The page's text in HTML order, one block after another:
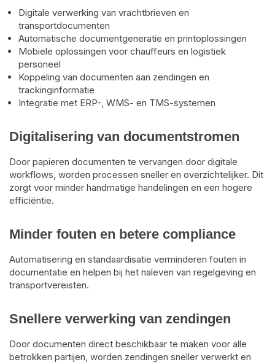
Digitale verwerking van vrachtbrieven en
transportdocumenten
Automatische documentgeneratie en printoplossingen
Mobiele oplossingen voor chauffeurs en logistiek
personeel
Koppeling van documenten aan zendingen en
trackinginformatie
Integratie met ERP-, WMS- en TMS-systemen
Digitalisering van documentstromen
Door papieren documenten te vervangen door digitale
workflows, worden processen sneller en overzichtelijker. Dit
zorgt voor minder handmatige handelingen en een hogere
efficiëntie.
Minder fouten en betere compliance
Automatisering en standaardisatie verminderen fouten in
documentatie en helpen bij het naleven van regelgeving en
transportvereisten.
Snellere verwerking van zendingen
Door documenten direct beschikbaar te maken voor alle
betrokken partijen, worden zendingen sneller verwerkt en